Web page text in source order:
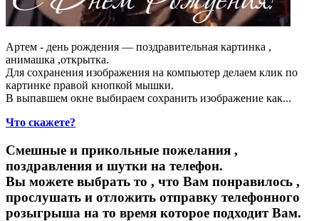
Артем - день рождения — поздравительная картинка ,
анимашка ,открытка.
Для сохранения изображения на компьютер делаем клик по
картинке правой кнопкой мышки.
В выпавшем окне выбираем сохранить изображение как...
Что скажете?
Смешные и прикольные пожелания ,
поздравления и шутки на телефон.
Вы можете выбрать то , что Вам понравилось ,
прослушать и отложить отправку телефонного
розыгрыша на то время которое подходит Вам.